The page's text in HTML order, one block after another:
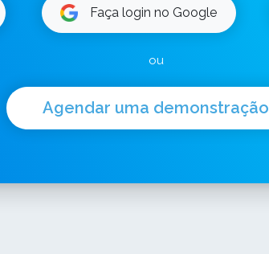
Faça login no Google
ou
Agendar uma demonstração